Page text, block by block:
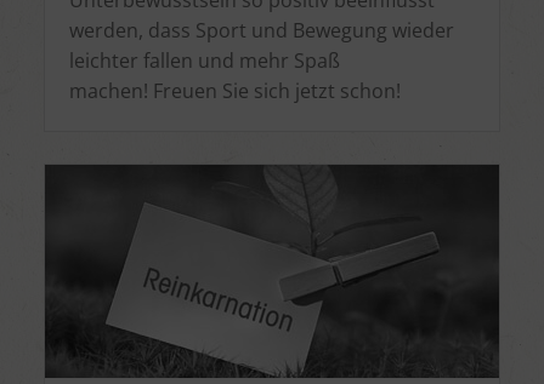
werden, dass Sport und Bewegung wieder
leichter fallen und mehr Spaß
machen! Freuen Sie sich jetzt schon!